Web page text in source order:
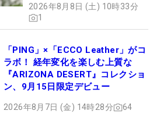
2026年8月8日 (土) 10時33分
1
「PING」×「ECCO Leather」がコ
ラボ！ 経年変化を楽しむ上質な
『ARIZONA DESERT』コレクショ
ン、9月15日限定デビュー
2026年8月7日 (金) 14時28分 64